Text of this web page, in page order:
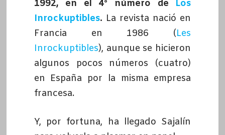
1992, en el 4º número de Los
Inrockuptibles. La revista nació en
Francia en 1986 (Les
Inrockuptibles), aunque se hicieron
algunos pocos números (cuatro)
en España por la misma empresa
francesa.
Y, por fortuna, ha llegado Sajalín